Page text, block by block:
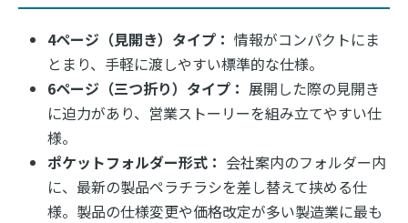
4ページ（見開き）タイプ： 情報がコンパクトにま
とまり、手軽に渡しやすい標準的な仕様。
6ページ（三つ折り）タイプ： 展開した際の見開き
に迫力があり、営業ストーリーを組み立てやすい仕
様。
ポケットフォルダー形式： 会社案内のフォルダー内
に、最新の製品ペラチラシを差し替えて挟める仕
様。製品の仕様変更や価格改定が多い製造業に最も